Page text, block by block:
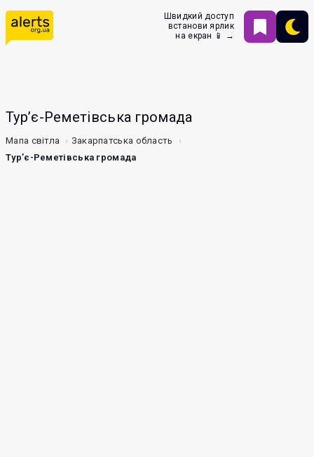
Швидкий доступ
встанови ярлик
на екран 📱 →
Тур’є-Реметівська громада
Мапа світла
Закарпатська область
Тур’є-Реметівська громада